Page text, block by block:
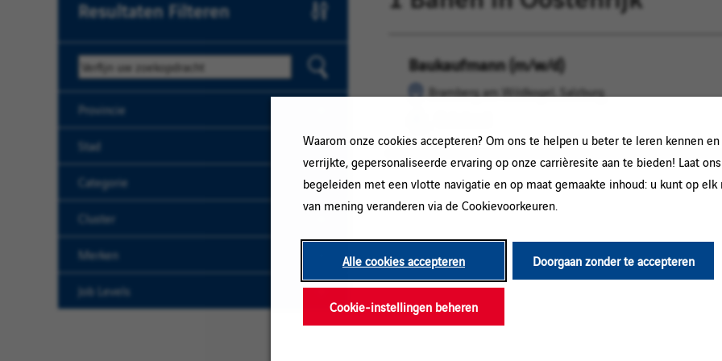
Waarom onze cookies accepteren? Om ons te helpen u beter te leren kennen
verrijkte, gepersonaliseerde ervaring op onze carrièresite aan te bieden! Laat
begeleiden met een vlotte navigatie en op maat gemaakte inhoud: u kunt op
van mening veranderen via de Cookievoorkeuren.
Alle cookies accepteren Doorgaan zonder te accepteren
Cookie-instellingen beheren
Resultaten Filteren
Trefwoord
Provincie
Stad
Categorie
Merken
Job Levels
Cluster
Baukaufmann (m/w/d)
Bramberg am Wildkogel, Salzburg
Bramberg
am
Wildkogel,
Onbekend